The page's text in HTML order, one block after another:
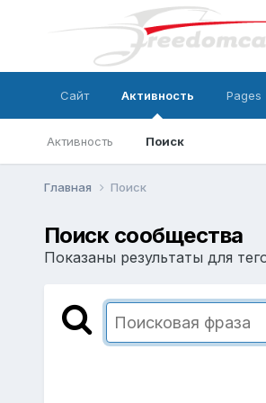
Сайт Активность
Активность Поиск
Pages
Главная Поиск
Поиск сообщества
Показаны результаты для